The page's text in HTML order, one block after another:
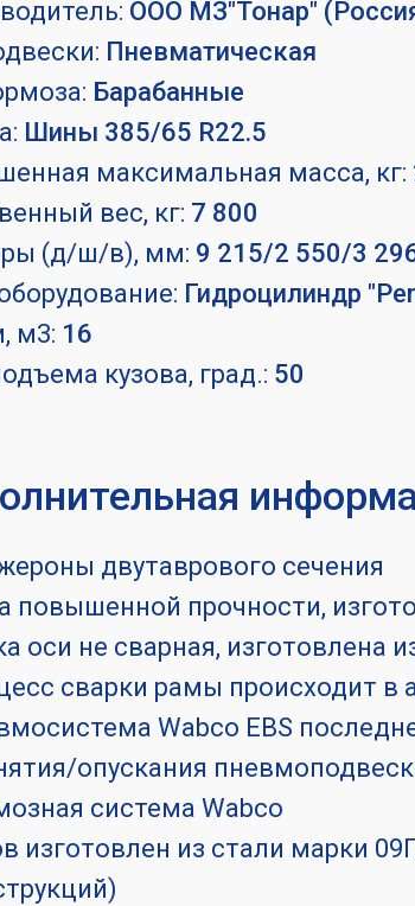
ООО МЗ"Тонар"
Пневматическая
Барабанные
Шины 385/65 R22.5
максимальная масса, кг:
вес, кг: 7 800
(д/ш/в), мм: 9 215/2 550/3
Гидроцилиндр
м3: 16
кузова, град.: 50
двутаврового сечения
повышенной прочности,
оси не сварная, изготовлена
сварки рамы происходит в
Wabco EBS
опускания
система Wabco
изготовлен из стали марки